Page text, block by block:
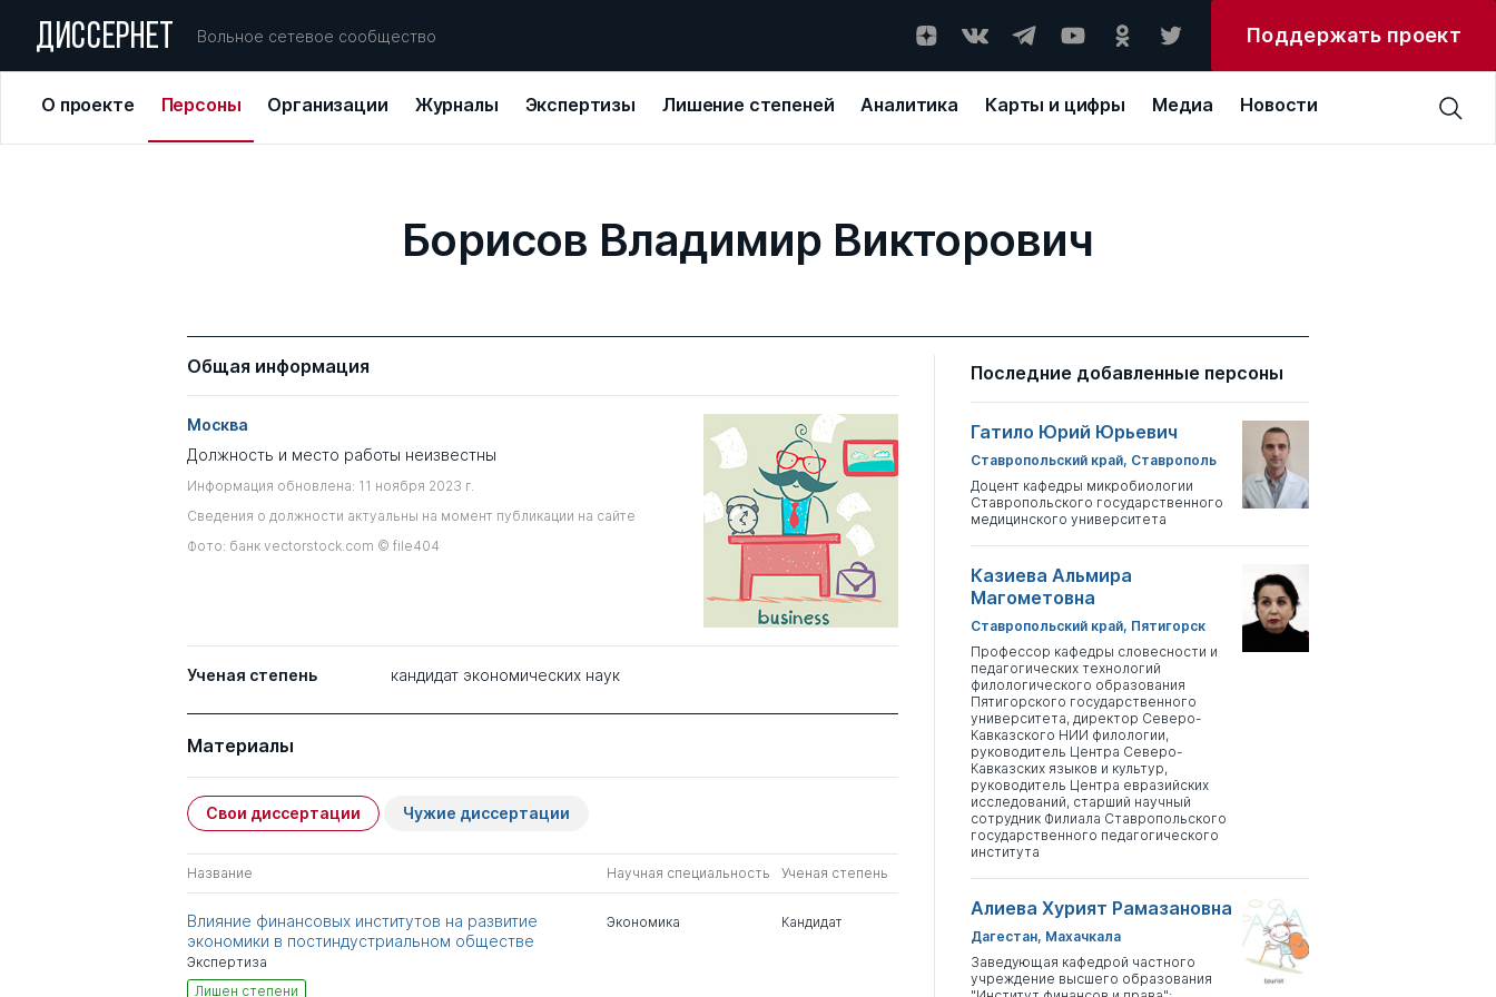
ДИССЕРНЕТ Вольное сетевое сообщество Поддержать проект
О проекте Персоны Организации Журналы Экспертизы Лишение степеней Аналитика Карты и цифры Медиа Новости
Борисов Владимир Викторович
Общая информация
Москва
Должность и место работы неизвестны
Информация обновлена: 11 ноября 2023 г.
Сведения о должности актуальны на момент публикации на сайте
Фото: банк vectorstock.com © file404
Ученая степень кандидат экономических наук
Материалы
Свои диссертации Чужие диссертации
Название Научная специальность Ученая степень
Влияние финансовых институтов на развитие
экономики в постиндустриальном обществе
Экспертиза
Лишен степени
Экономика Кандидат
Последние добавленные персоны
Гатило Юрий Юрьевич
Ставропольский край, Ставрополь
Доцент кафедры микробиологии
Ставропольского государственного
медицинского университета
Казиева Альмира
Магометовна
Ставропольский край, Пятигорск
Профессор кафедры словесности и
педагогических технологий
филологического образования
Пятигорского государственного
университета, директор Северо-
Кавказского НИИ филологии,
руководитель Центра Северо-
Кавказских языков и культур,
руководитель Центра евразийских
исследований, старший научный
сотрудник Филиала Ставропольского
государственного педагогического
института
Алиева Хурият Рамазановна
Дагестан, Махачкала
Заведующая кафедрой частного
учреждение высшего образования